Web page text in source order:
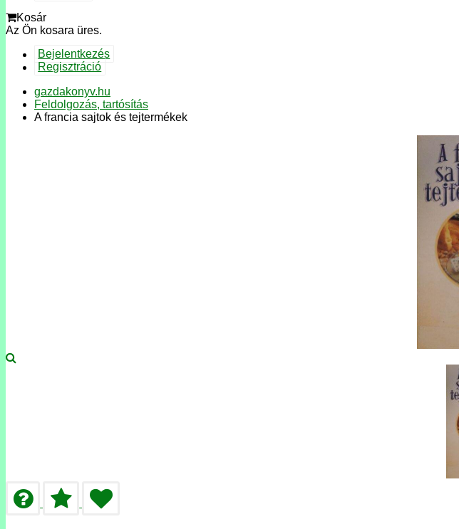
Kosár
Az Ön kosara üres.
Bejelentkezés
Regisztráció
gazdakonyv.hu
Feldolgozás, tartósítás
A francia sajtok és tejtermékek